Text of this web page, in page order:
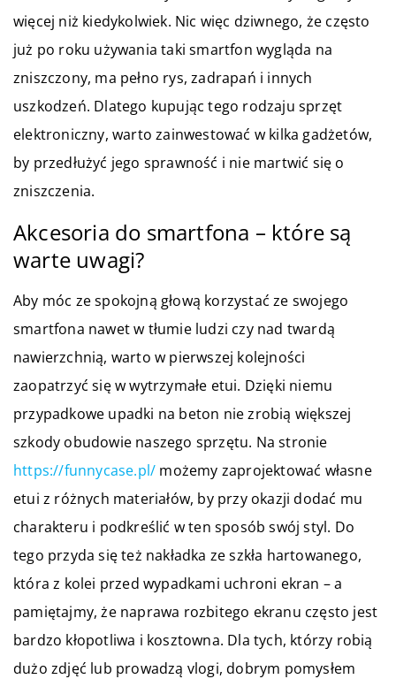
więcej niż kiedykolwiek. Nic więc dziwnego, że często
już po roku używania taki smartfon wygląda na
zniszczony, ma pełno rys, zadrapań i innych
uszkodzeń. Dlatego kupując tego rodzaju sprzęt
elektroniczny, warto zainwestować w kilka gadżetów,
by przedłużyć jego sprawność i nie martwić się o
zniszczenia.
Akcesoria do smartfona – które są
warte uwagi?
Aby móc ze spokojną głową korzystać ze swojego
smartfona nawet w tłumie ludzi czy nad twardą
nawierzchnią, warto w pierwszej kolejności
zaopatrzyć się w wytrzymałe etui. Dzięki niemu
przypadkowe upadki na beton nie zrobią większej
szkody obudowie naszego sprzętu. Na stronie
https://funnycase.pl/ możemy zaprojektować własne
etui z różnych materiałów, by przy okazji dodać mu
charakteru i podkreślić w ten sposób swój styl. Do
tego przyda się też nakładka ze szkła hartowanego,
która z kolei przed wypadkami uchroni ekran – a
pamiętajmy, że naprawa rozbitego ekranu często jest
bardzo kłopotliwa i kosztowna. Dla tych, którzy robią
dużo zdjęć lub prowadzą vlogi, dobrym pomysłem